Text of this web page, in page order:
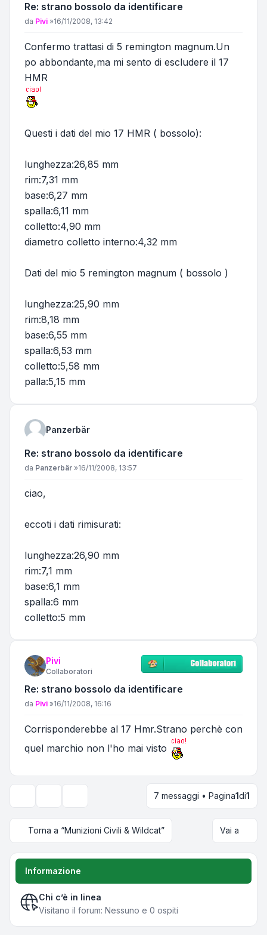
Re: strano bossolo da identificare
Messaggio
da Pivi »16/11/2008, 13:42
Confermo trattasi di 5 remington magnum.Un
po abbondante,ma mi sento di escludere il 17
HMR
Questi i dati del mio 17 HMR ( bossolo):
lunghezza:26,85 mm
rim:7,31 mm
base:6,27 mm
spalla:6,11 mm
colletto:4,90 mm
diametro colletto interno:4,32 mm
Dati del mio 5 remington magnum ( bossolo )
lunghezza:25,90 mm
rim:8,18 mm
base:6,55 mm
spalla:6,53 mm
colletto:5,58 mm
palla:5,15 mm
Panzerbär
Re: strano bossolo da identificare
Messaggio
da Panzerbär »16/11/2008, 13:57
ciao,
eccoti i dati rimisurati:
lunghezza:26,90 mm
rim:7,1 mm
base:6,1 mm
spalla:6 mm
colletto:5 mm
Pivi
Collaboratori
Re: strano bossolo da identificare
Messaggio
da Pivi »16/11/2008, 16:16
Corrisponderebbe al 17 Hmr.Strano perchè con
quel marchio non l'ho mai visto
Opzioni di visualizzazione e ordinamento
7 messaggi • Pagina1di1
Torna a “Munizioni Civili & Wildcat” Vai a
Informazione
Chi c’è in linea
Visitano il forum: Nessuno e 0 ospiti